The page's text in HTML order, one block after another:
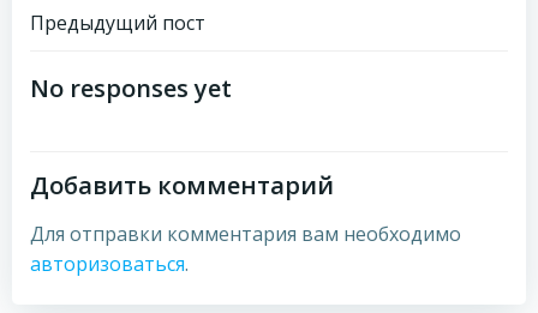
Навигация
по
Предыдущий пост
No responses yet
Добавить комментарий
Для отправки комментария вам необходимо
авторизоваться.